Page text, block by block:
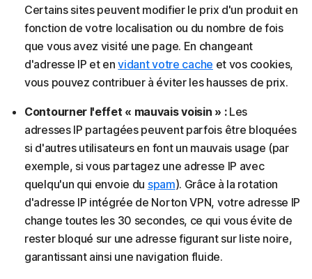
Certains sites peuvent modifier le prix d'un produit en
fonction de votre localisation ou du nombre de fois
que vous avez visité une page. En changeant
d'adresse IP et envidant votre cache et vos cookies,
vous pouvez contribuer à éviter les hausses de prix.
Contourner l'effet « mauvais voisin » : Les
adresses IP partagées peuvent parfois être bloquées
si d'autres utilisateurs en font un mauvais usage (par
exemple, si vous partagez une adresse IP avec
quelqu'un qui envoie du spam). Grâce à la rotation
d'adresse IP intégrée de Norton VPN, votre adresse IP
change toutes les 30 secondes, ce qui vous évite de
rester bloqué sur une adresse figurant sur liste noire,
garantissant ainsi une navigation fluide.